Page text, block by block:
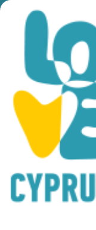
You are here: Home
SOUSAMI
SOUSAMI